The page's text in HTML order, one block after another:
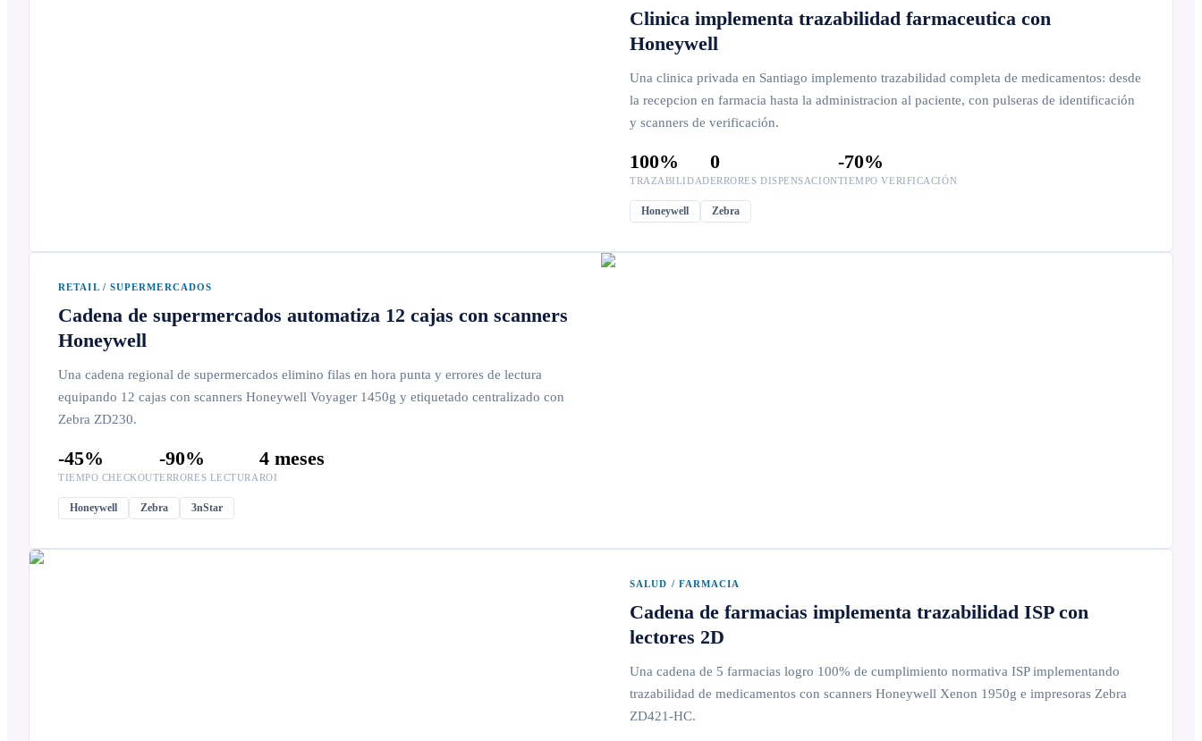
Clinica implementa trazabilidad farmaceutica con
Honeywell
Una clinica privada en Santiago implemento trazabilidad completa de medicamentos: desde
la recepcion en farmacia hasta la administracion al paciente, con pulseras de identificación
y scanners de verificación.
100%
TRAZABILIDAD
0
ERRORES DISPENSACION
-70%
TIEMPO VERIFICACIÓN
Honeywell Zebra
RETAIL / SUPERMERCADOS
Cadena de supermercados automatiza 12 cajas con scanners
Honeywell
Una cadena regional de supermercados elimino filas en hora punta y errores de lectura
equipando 12 cajas con scanners Honeywell Voyager 1450g y etiquetado centralizado con
Zebra ZD230.
-45%
TIEMPO CHECKOUT
-90%
ERRORES LECTURA
4 meses
ROI
Honeywell Zebra 3nStar
SALUD / FARMACIA
Cadena de farmacias implementa trazabilidad ISP con
lectores 2D
Una cadena de 5 farmacias logro 100% de cumplimiento normativa ISP implementando
trazabilidad de medicamentos con scanners Honeywell Xenon 1950g e impresoras Zebra
ZD421-HC.